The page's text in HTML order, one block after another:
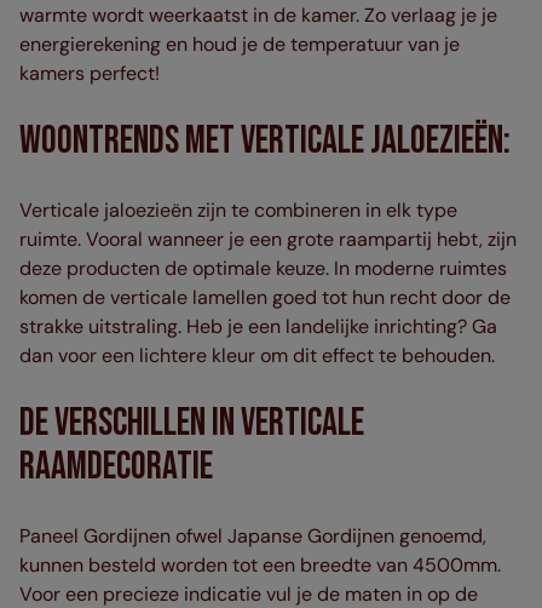
warmte wordt weerkaatst in de kamer. Zo verlaag je je
energierekening en houd je de temperatuur van je
kamers perfect!
Woontrends Met Verticale Jaloezieën:
Verticale jaloezieën zijn te combineren in elk type
ruimte. Vooral wanneer je een grote raampartij hebt, zijn
deze producten de optimale keuze. In moderne ruimtes
komen de verticale lamellen goed tot hun recht door de
strakke uitstraling. Heb je een landelijke inrichting? Ga
dan voor een lichtere kleur om dit effect te behouden.
De verschillen in Verticale
Raamdecoratie
Paneel Gordijnen ofwel Japanse Gordijnen genoemd,
kunnen besteld worden tot een breedte van 4500mm.
Voor een precieze indicatie vul je de maten in op de